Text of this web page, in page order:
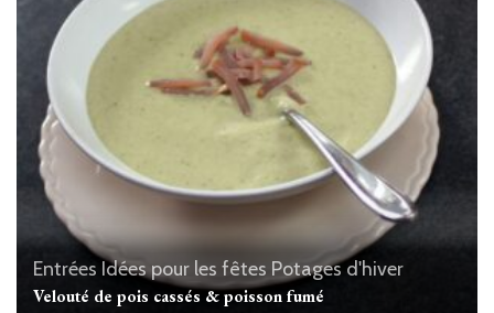
Entrées Idées pour les fêtes Potages d'hiver
Velouté de pois cassés & poisson fumé